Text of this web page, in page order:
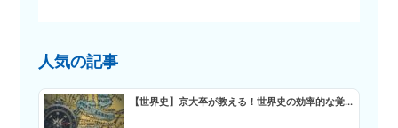
人気の記事
【世界史】京大卒が教える！世界史の効率的な覚...